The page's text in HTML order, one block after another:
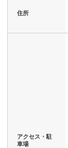
住所
アクセス・駐
車場